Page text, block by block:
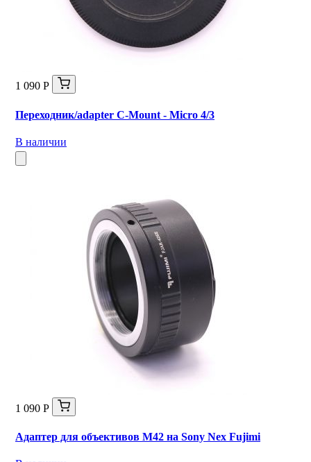
1 090 Р
Переходник/adapter C-Mount - Micro 4/3
В наличии
1 090 Р
Адаптер для объективов M42 на Sony Nex Fujimi